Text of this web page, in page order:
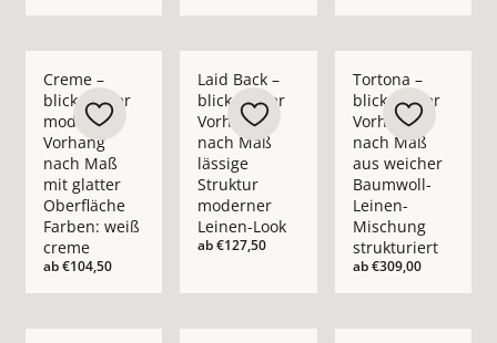
Creme –
blickdichter
moderner
Vorhang
nach Maß
mit glatter
Oberfläche
Farben: weiß
creme
ab€104,50
Laid Back –
blickdichter
Vorhang
nach Maß
lässige
Struktur
moderner
Leinen-Look
ab€127,50
Tortona –
blickdichter
Vorhang
nach Maß
aus weicher
Baumwoll-
Leinen-
Mischung
strukturiert
ab€309,00